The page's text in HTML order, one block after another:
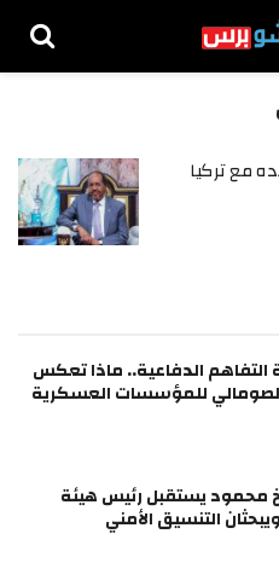
مع تركيا
الدفاعية.. ماذا تعكس
الصومالي للمؤسسات العسكرية
محمود يستقبل رئيس هيئة
التنسيق الأمني